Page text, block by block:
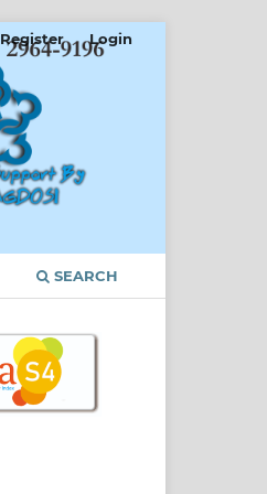
SEARCH
Register Login